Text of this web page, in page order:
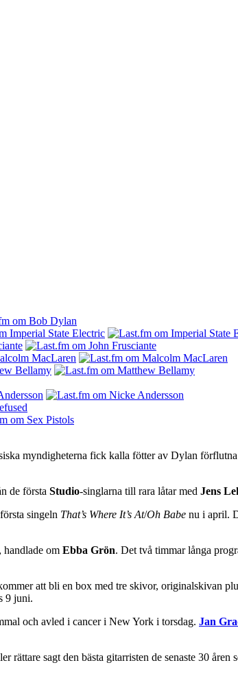
myndigheterna fick kalla fötter av Dylan
de första Studio-singlarna till rara låtar med Jens
singeln That’s Where It’s At/Oh Babe nu i april.
handlade om Ebba Grön. Det två timmar långa
att bli en box med tre skivor, originalskivan
9 juni.
och avled i cancer i New York i torsdag. Jan
sagt den bästa gitarristen de senaste 30 åren